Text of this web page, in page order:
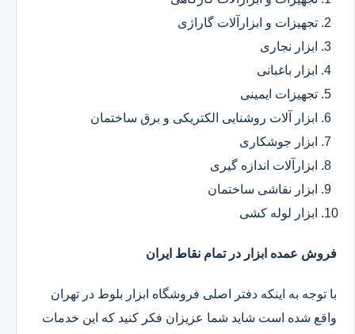
تجهیزات و ابزارآلات گاراژی
ابزار نجاری
ابزار باغبانی
تجهیزات ایمینی
ابزار آلات روشنایی الکتریکی و برق ساختمان
ابزار جوشکاری
ابزارآلات اندازه گیری
ابزار نقاشی ساختمان
ابزار لوله کشی
فروش عمده ابزار در تمام نقاط ایران
با توجه به اینکه دفتر اصلی فروشگاه ابزار بلوط در تهران
واقع شده است شاید شما عزیزان فکر کنید که این خدمات